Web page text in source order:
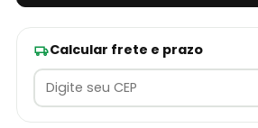
Calcular frete e prazo